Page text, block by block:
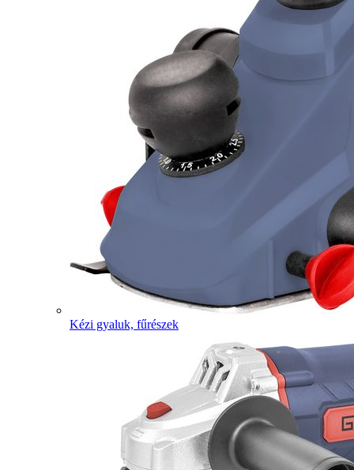
Kézi gyaluk, fűrészek